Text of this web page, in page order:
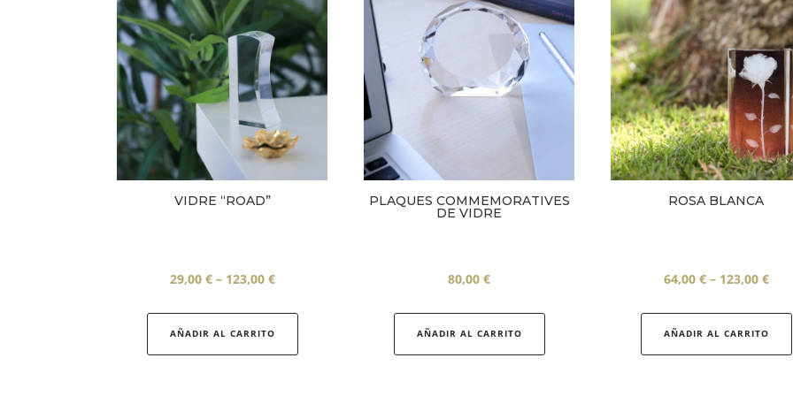
VIDRE “ROAD”
29,00 € – 123,00 €Interval
AÑADIR AL CARRITO
PLAQUES COMMEMORATIVES
DE VIDRE
80,00€
AÑADIR AL CARRITO
ROSA BLANCA
64,00 € – 123,00 €
AÑADIR AL CARRITO